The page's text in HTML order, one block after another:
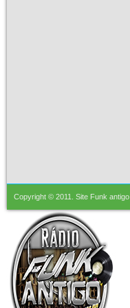
Copyright © 2011. Site Funk antigo